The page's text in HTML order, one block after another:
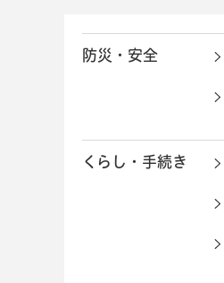
防災・安全
くらし・手続き